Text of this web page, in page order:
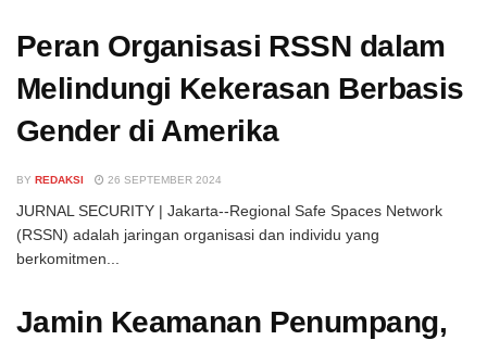
Peran Organisasi RSSN dalam
Melindungi Kekerasan Berbasis
Gender di Amerika
BY REDAKSI 26 SEPTEMBER 2024
JURNAL SECURITY | Jakarta--Regional Safe Spaces Network
(RSSN) adalah jaringan organisasi dan individu yang
berkomitmen...
Jamin Keamanan Penumpang,